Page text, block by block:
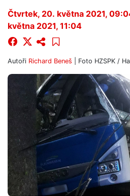
Čtvrtek, 20. května 2021,
května 2021, 11:04
Autoři Richard Beneš | Foto HZSPK /